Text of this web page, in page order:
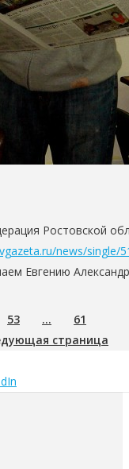
Ростовской
news/single/
Евгению
53 …
61
страница